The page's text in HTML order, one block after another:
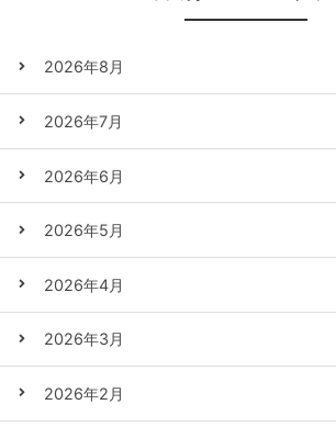
2026年8月
2026年7月
2026年6月
2026年5月
2026年4月
2026年3月
2026年2月